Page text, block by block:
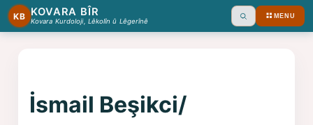
KB KOVARA BÎR
Kovara Kurdoloji, Lêkolîn û Lêgerînê Ara MENU
İsmail Beşikci/